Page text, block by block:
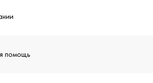
помощь